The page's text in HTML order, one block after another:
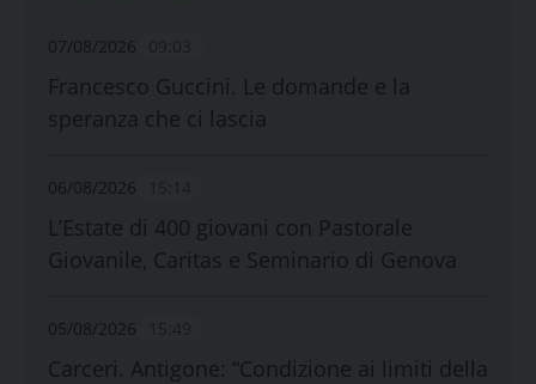
07/08/2026
Francesco Guccini. Le domande e la
speranza che ci lascia
06/08/2026
L’Estate di 400 giovani con Pastorale
Giovanile, Caritas e Seminario di Genova
05/08/2026
Carceri. Antigone: “Condizione ai limiti della